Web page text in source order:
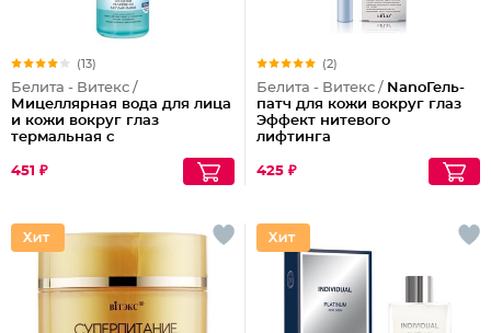
(13)
Белита - Витекс /
Мицеллярная вода для лица
и кожи вокруг глаз
термальная с
ретинола Blue Therm
451 ₽
(2)
Белита - Витекс / NanoГель-
патч для кожи вокруг глаз
Эффект нитевого
лифтинга
425 ₽